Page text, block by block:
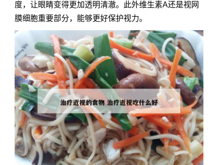
度，让眼睛变得更加透明清澈。此外维生素A还是视网
膜细胞重要部分，能够更好保护视力。